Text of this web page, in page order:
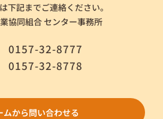
下記までご連絡ください。
協同組合 センター事務所
0157-32-8777
0157-32-8778
ムから問い合わせる